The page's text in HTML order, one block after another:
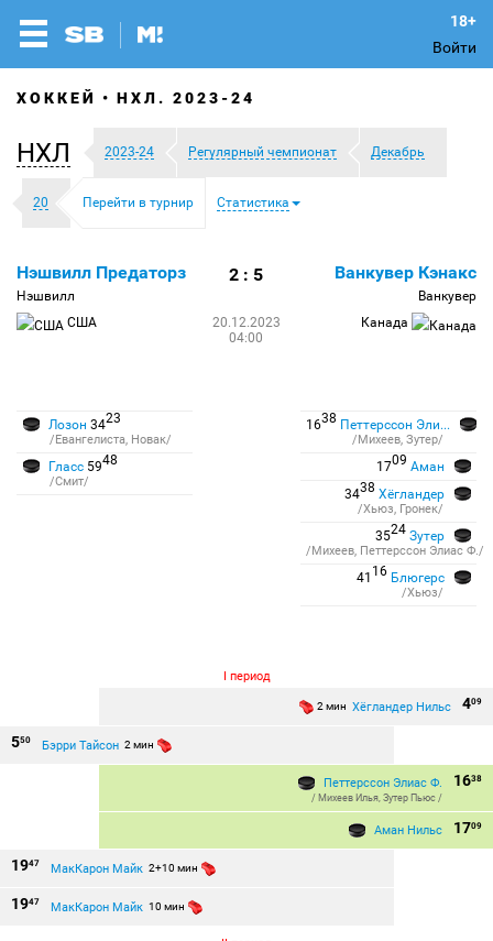
Войти
ХОККЕЙ НХЛ. 2023-24
НХЛ 2023-24 Регулярный чемпионат Декабрь
20 Перейти в турнир Статистика
Нэшвилл Предаторз
Нэшвилл
США
2 : 5
20.12.2023
04:00
Ванкувер Кэнакс
Ванкувер
Канада
Лозон 3423
/Евангелиста, Новак/
Гласс 5948
/Смит/
1638 Петтерссон Элиас Ф.
/Михеев, Зутер/
1709 Аман
3438 Хёгландер
/Хьюз, Гронек/
3524 Зутер
/Михеев, Петтерссон Элиас Ф./
41 16 Блюгерс
/Хьюз/
I период
409
2 мин Хёгландер Нильс
550 Бэрри Тайсон 2 мин
1638
Петтерссон Элиас Ф.
/ Михеев Илья, Зутер Пьюс /
1709
Аман Нильс
1947 МакКарон Майк 2+10 мин
1947 МакКарон Майк 10 мин